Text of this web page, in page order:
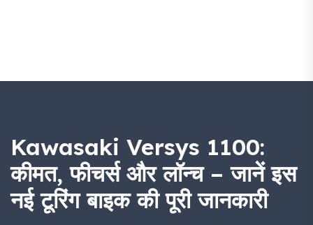
Kawasaki Versys 1100:
कीमत, फीचर्स और लॉन्च – जानें इस
नई टूरिंग बाइक की पूरी जानकारी